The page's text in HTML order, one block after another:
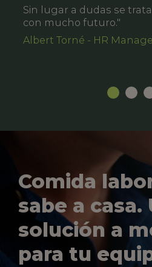
Sin lugar a dudas se
con mucho futuro."
Albert Torné - HR
Comida
sabe a casa.
solución a
para tu